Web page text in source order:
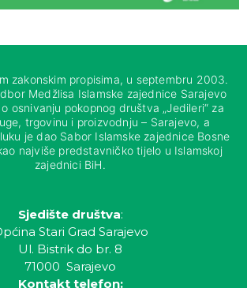
zakonskim propisima, u septembru 2003.
Medžlisa Islamske zajednice Sarajevo
osnivanju pokopnog društva „Jedileri“ za
trgovinu i proizvodnju – Sarajevo, a
je dao Sabor Islamske zajednice Bosne
najviše predstavničko tijelo u Islamskoj
zajednici BiH.
Sjedište društva:
Stari Grad Sarajevo
Ul. Bistrik do br. 8
71000 Sarajevo
Kontakt telefon: